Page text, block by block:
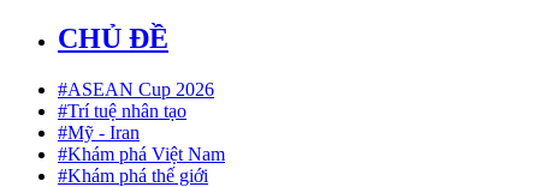
CHỦ ĐỀ
#ASEAN Cup 2026
#Trí tuệ nhân tạo
#Mỹ - Iran
#Khám phá Việt Nam
#Khám phá thế giới